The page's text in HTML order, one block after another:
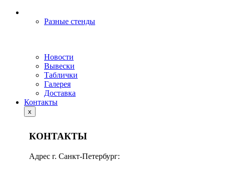
Разные стенды
Новости
Вывески
Таблички
Галерея
Доставка
Контакты
x
КОНТАКТЫ
Адрес г. Санкт-Петербург: